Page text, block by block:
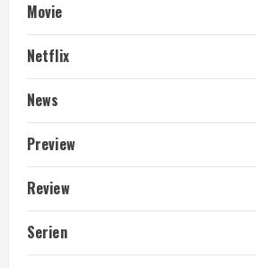
Movie
Netflix
News
Preview
Review
Serien